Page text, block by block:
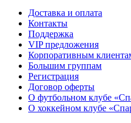
Доставка и оплата
Контакты
Поддержка
VIP предложения
Корпоративным
Большим группам
Регистрация
Договор оферты
О футбольном клубе
О хоккейном клубе